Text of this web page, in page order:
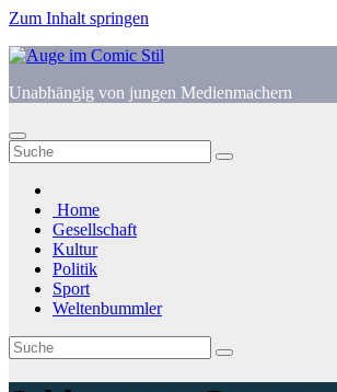
Zum Inhalt springen
Unabhängig von jungen Medienmachern
Home
Gesellschaft
Kultur
Politik
Sport
Weltenbummler